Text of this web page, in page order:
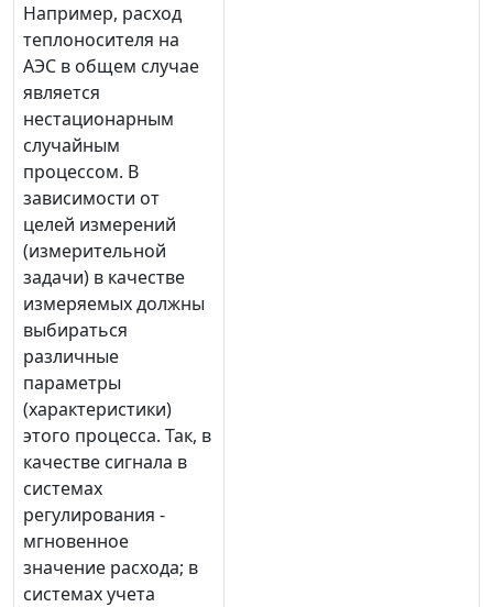
Например, расход
теплоносителя на
АЭС в общем случае
является
нестационарным
случайным
процессом. В
зависимости от
целей измерений
(измерительной
задачи) в качестве
измеряемых должны
выбираться
различные
параметры
(характеристики)
этого процесса. Так, в
качестве сигнала в
системах
регулирования -
мгновенное
значение расхода; в
системах учета